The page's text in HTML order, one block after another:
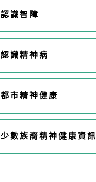
認識智障
認識精神病
都市精神健康
少數族裔精神健康資訊